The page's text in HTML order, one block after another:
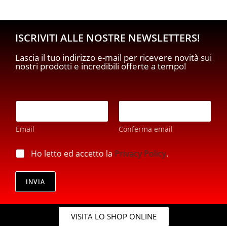
ISCRIVITI ALLE NOSTRE NEWSLETTERS!
Lascia il tuo indirizzo e-mail per ricevere novità sui
nostri prodotti e incredibili offerte a tempo!
v
y
p
i
v
E
a
i
*
Email Conferma email
p
i
a
Ho letto ed accetto la Privacy Policy.
INVIA
VISITA LO SHOP ONLINE